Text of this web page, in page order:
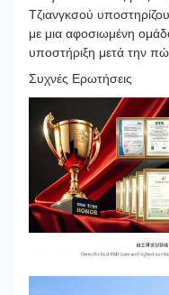
Τζιανγκσού
με μια αφοσιωμένη
υποστήριξη μετά την
Συχνές Ερωτήσεις